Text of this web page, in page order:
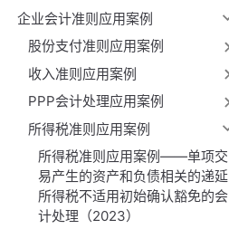
企业会计准则应用案例
股份支付准则应用案例
收入准则应用案例
PPP会计处理应用案例
所得税准则应用案例
所得税准则应用案例——单项交
易产生的资产和负债相关的递延
所得税不适用初始确认豁免的会
计处理（2023）